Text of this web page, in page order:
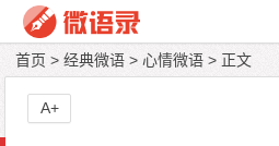
首页 >经典微语 >心情微语 > 正文
A+